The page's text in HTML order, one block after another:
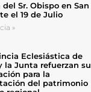
Sr. Obispo en San
el 19 de Julio
»
Eclesiástica de
la Junta refuerzan su
para la
del patrimonio